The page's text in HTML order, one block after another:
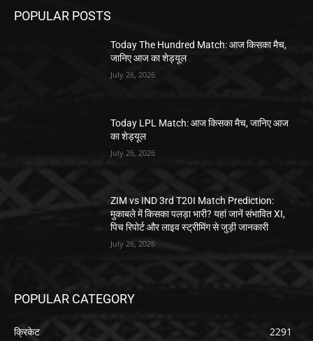
POPULAR POSTS
Today The Hundred Match: आज किसका मैच,
जानिए आज का शेड्यूल
July 26, 2026
Today LPL Match: आज किसका मैच, जानिए आज
का शेड्यूल
July 26, 2026
ZIM vs IND 3rd T20I Match Prediction:
मुकाबले में किसका पलड़ा भारी? यहां जानें संभावित XI,
पिच रिपोर्ट और लाइव स्ट्रीमिंग से जुड़ी जानकारी
July 26, 2026
POPULAR CATEGORY
क्रिकेट
2291